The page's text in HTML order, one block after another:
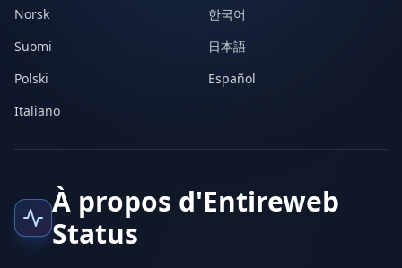
Norsk
한국어
Suomi
日本語
Polski
Español
Italiano
À propos d'Entireweb
Status